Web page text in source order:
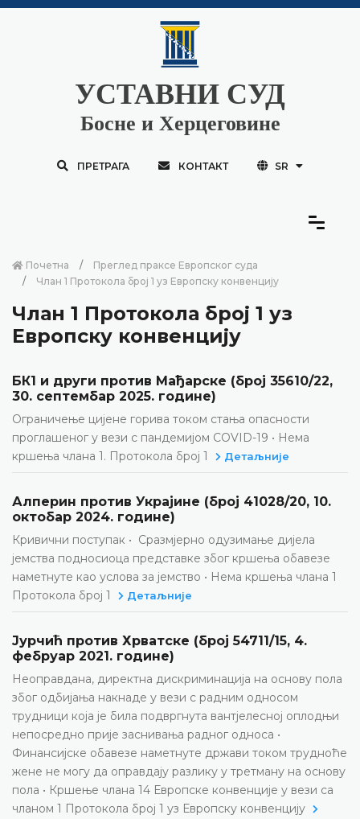
УСТАВНИ СУД
Босне и Херцеговине
ПРЕТРАГА КОНТАКТ SR
Почетна
Преглед праксе Европског суда
Члан 1 Протокола број 1 уз Европску конвенцију
Члан 1 Протокола број 1 уз
Европску конвенцију
БК1 и други против Мађарске (број 35610/22,
30. септембар 2025. године)
Ограничење цијене горива током стања опасности
проглашеног у вези с пандемијом COVID-19 • Нема
кршења члана 1. Протокола број 1
Детаљније
Алперин против Украјине (број 41028/20, 10.
октобар 2024. године)
Кривични поступак • Сразмјерно одузимање дијела
јeмства подносиоца представке због кршења обавезе
наметнуте као услова за јемство • Нема кршења члана 1
Протокола број 1
Детаљније
Јурчић против Хрватске (број 54711/15, 4.
фебруар 2021. године)
Неоправдана, директна дискриминација на основу пола
због одбијања накнаде у вези с радним односом
трудници која је била подвргнута вантјелесној оплодњи
непосредно прије заснивања радног односа •
Финансијске обавезе наметнуте држави током трудноће
жене не могу да оправдају разлику у третману на основу
пола • Кршење члана 14 Европске конвенције у вези са
чланом 1 Протокола број 1 уз Европску конвенцију